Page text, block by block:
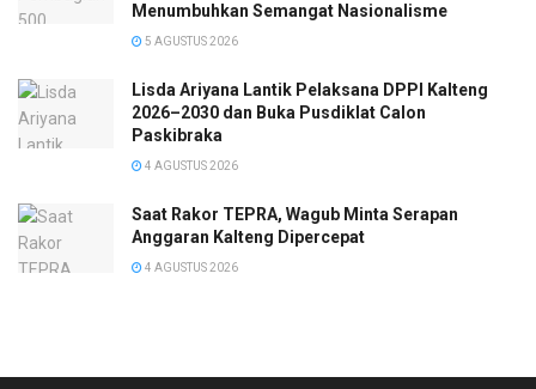
Menumbuhkan Semangat Nasionalisme
5 AGUSTUS 2026
Lisda Ariyana Lantik Pelaksana DPPI Kalteng
2026–2030 dan Buka Pusdiklat Calon
Paskibraka
4 AGUSTUS 2026
Saat Rakor TEPRA, Wagub Minta Serapan
Anggaran Kalteng Dipercepat
4 AGUSTUS 2026